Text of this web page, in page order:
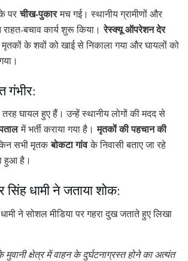
परचीख-पुकारमच गई। स्थानीय ग्रामीणों और
बचाव कार्य शुरू किया।रेस्क्यू ऑपरेशन देर
के शवों को खाई से निकाला गया और घायलों को
गंभीर:
तरह घायल हुए हैं। उन्हें स्थानीय लोगों की मदद से
में भर्ती कराया गया है।मृतकों की पहचान की
सभी मृतकबोकटा गांवके निवासी बताए जा रहे
हुआ है।
सिंह धामी ने जताया शोक:
ने सोशल मीडिया पर गहरा दुख जताते हुए लिखा
क्षेत्र में वाहन के दुर्घटनाग्रस्त होने का अत्यंत